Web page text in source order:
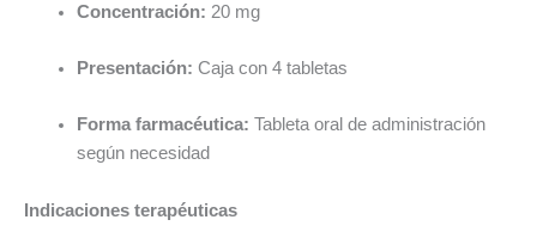
Concentración: 20 mg
Presentación: Caja con 4 tabletas
Forma farmacéutica: Tableta oral de administración
según necesidad
Indicaciones terapéuticas